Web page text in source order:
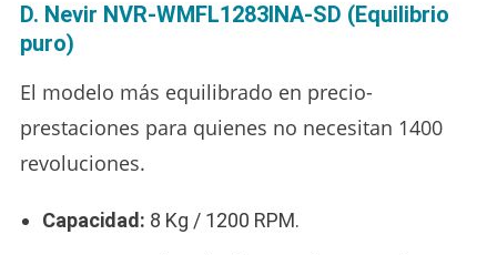
D. Nevir NVR-WMFL1283INA-SD (Equilibrio
puro)
El modelo más equilibrado en precio-
prestaciones para quienes no necesitan 1400
revoluciones.
Capacidad: 8 Kg / 1200 RPM.